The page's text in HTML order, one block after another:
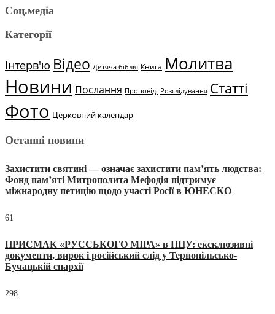
Соц.медіа
Категорії
Інтерв'ю Відео Дитяча біблія Книга Молитва
Новини Послання Проповіді Розслідування Статті
Фото Церковний календар
Останні новини
Захистити святині — означає захистити пам’ять людства:
Фонд пам’яті Митрополита Мефодія підтримує
міжнародну петицію щодо участі Росії в ЮНЕСКО
61
ПРИСМАК «РУССЬКОГО МІРА» в ПЦУ: ексклюзивні
документи, вирок і російський слід у Тернопільсько-
Бучацькій єпархії
298